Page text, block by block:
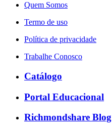
Quem Somos
Termo de uso
Política de privacidade
Trabalhe Conosco
Catálogo
Portal Educacional
Richmondshare Blog